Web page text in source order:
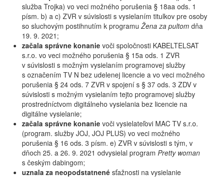
služba Trojka) vo veci možného porušenia § 18aa ods. 1
písm. b) a c) ZVR v súvislosti s vysielaním titulkov pre osoby
so sluchovým postihnutím k programu Žena za pultom dňa
19. 9. 2021;
začala správne konanie voči spoločnosti KABELTELSAT
s.r.o. vo veci možného porušenia § 15a ods. 1 ZVR
v súvislosti s možným vysielaním programovej služby
s označením TV N bez udelenej licencie a vo veci možného
porušenia § 24 ods. 7 ZVR v spojení s § 37 ods. 3 ZDV v
súvislosti s možným vysielaním tejto programovej služby
prostredníctvom digitálneho vysielania bez licencie na
digitálne vysielanie;
začala správne konanie voči vysielateľovi MAC TV s.r.o.
(program. služby JOJ, JOJ PLUS) vo veci možného
porušenia § 16 ods. 3 písm. e) ZVR v súvislosti s tým, v
dňoch 25. a 26. 9. 2021 odvysielal program Pretty woman
s českým dabingom;
uznala za neopodstatnené sťažnosti na vysielanie